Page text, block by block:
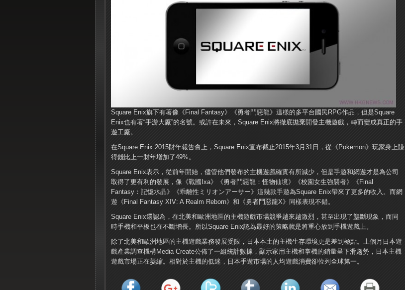
Square Enix旗下有著像《Final Fantasy》《勇者鬥惡龍》這樣的多平台國民RPG作品，但是Square
Enix也有著“手游大廠”的名號。或許在未來，Square Enix將徹底拋棄開發主機遊戲，轉而變成真正的手
遊工廠。
在Square Enix 2015財年報告會上，Square Enix宣布截止2015年3月31日，從《Pokemon》玩家身上賺
得錢比上一財年增加了49%。
Square Enix表示，從前年開始，儘管他們發布的主機遊戲確實有所減少，但是手遊和網遊才是為公司
取得了更有利的發展，像《戰國Ixa》《勇者鬥惡龍：怪物仙境》《校園女生強襲者》《Final
Fantasy：記憶水晶》《乖離性ミリオンアーサー》這幾款手遊為Square Enix帶來了更多的收入。而網
遊《Final Fantasy XIV: A Realm Reborn》和《勇者鬥惡龍X》同樣表現不錯。
Square Enix還認為，在北美和歐洲地區的主機遊戲市場競爭越來越激烈，甚至出現了壟斷現象，而同
時手機和平板也在不斷增長。所以Square Enix認為最好的策略就是將重心放到手機遊戲上。
除了北美和歐洲地區的主機遊戲業務發展受限，日本本土的主機生存環境更是差到極點。上個月日本遊
戲產業調查機構Media Create公佈了一組統計數據，顯示家用主機和掌機的銷量呈下滑趨​​勢，日本主機
遊戲市場正在萎縮。相對於主機的低迷，日本手遊市場的人均遊戲消費卻位列全球第一。